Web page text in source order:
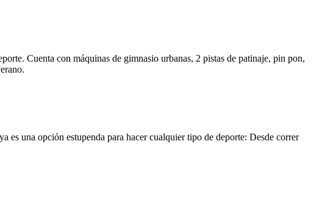
Cuenta con máquinas de gimnasio urbanas, 2 pistas de patinaje, pin pon,
es una opción estupenda para hacer cualquier tipo de deporte: Desde correr